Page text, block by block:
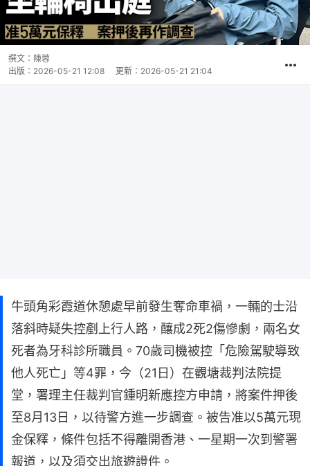
撰文： 陳蓉
出版： 2026-05-21 12:08 更新： 2026-05-21 21:04
牛頭角彩霞道休憩處早前發生奪命車禍，一輛的士沿
落斜時疑失控剷上行人路，釀成2死2傷慘劇，兩名女
死者為牙科診所職員。70歲司機被控「危險駕駛導致
他人死亡」等4罪，今（21日）在觀塘裁判法院提
堂，署理主任裁判官鍾明新應控方申請，將案件押後
至8月13日，以待警方進一步調查。被告准以5萬元現
金保釋，條件包括不得離開香港、一星期一次到警署
報道，以及須交出旅遊證件。